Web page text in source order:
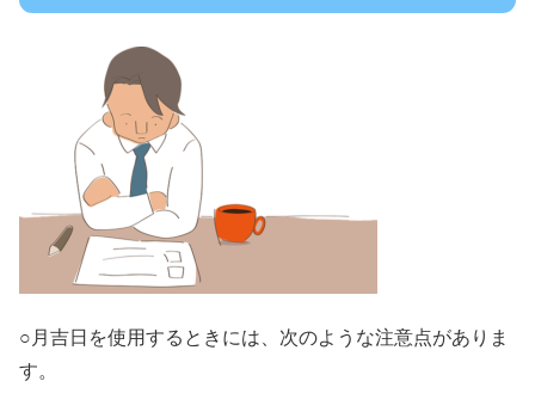
○月吉日を使用するときには、次のような注意点がありま
す。